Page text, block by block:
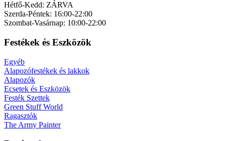
Hétfő-Kedd: ZÁRVA
Szerda-Péntek: 16:00-22:00
Szombat-Vasárnap: 10:00-22:00
Festékek és Eszközök
Egyéb
Alapozófestékek és lakkok
Alapozók
Ecsetek és Eszközök
Festék Szettek
Green Stuff World
Ragasztók
The Army Painter